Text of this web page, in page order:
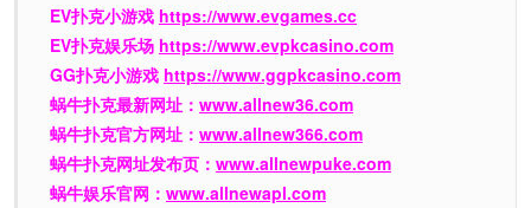
EV扑克小游戏 https://www.evgames.cc
EV扑克娱乐场 https://www.evpkcasino.com
GG扑克小游戏 https://www.ggpkcasino.com
蜗牛扑克最新网址： www.allnew36.com
蜗牛扑克官方网址： www.allnew366.com
蜗牛扑克网址发布页： www.allnewpuke.com
蜗牛娱乐官网： www.allnewapl.com